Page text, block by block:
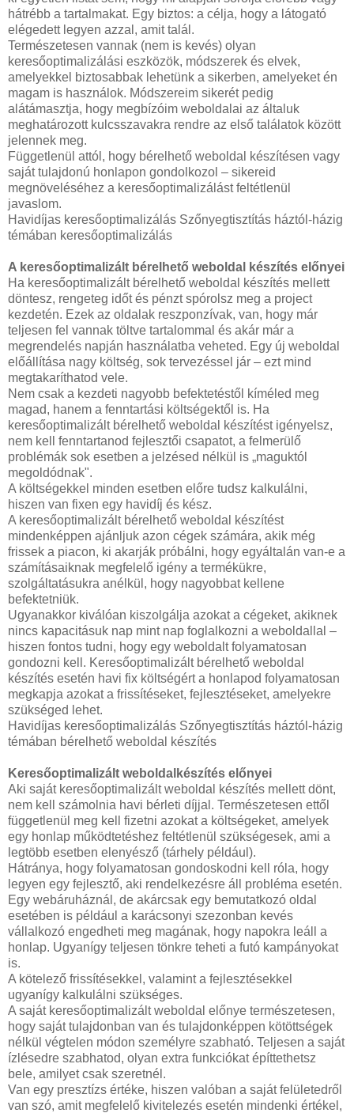
hátrébb a tartalmakat. Egy biztos: a célja, hogy a látogató
elégedett legyen azzal, amit talál.
Természetesen vannak (nem is kevés) olyan
keresőoptimalizálási eszközök, módszerek és elvek,
amelyekkel biztosabbak lehetünk a sikerben, amelyeket én
magam is használok. Módszereim sikerét pedig
alátámasztja, hogy megbízóim weboldalai az általuk
meghatározott kulcsszavakra rendre az első találatok között
jelennek meg.
Függetlenül attól, hogy bérelhető weboldal készítésen vagy
saját tulajdonú honlapon gondolkozol – sikereid
megnöveléséhez a keresőoptimalizálást feltétlenül
javaslom.
Havidíjas keresőoptimalizálás Szőnyegtisztítás háztól-házig
témában keresőoptimalizálás
A keresőoptimalizált bérelhető weboldal készítés előnyei
Ha keresőoptimalizált bérelhető weboldal készítés mellett
döntesz, rengeteg időt és pénzt spórolsz meg a project
kezdetén. Ezek az oldalak reszponzívak, van, hogy már
teljesen fel vannak töltve tartalommal és akár már a
megrendelés napján használatba veheted. Egy új weboldal
előállítása nagy költség, sok tervezéssel jár – ezt mind
megtakaríthatod vele.
Nem csak a kezdeti nagyobb befektetéstől kíméled meg
magad, hanem a fenntartási költségektől is. Ha
keresőoptimalizált bérelhető weboldal készítést igényelsz,
nem kell fenntartanod fejlesztői csapatot, a felmerülő
problémák sok esetben a jelzésed nélkül is „maguktól
megoldódnak".
A költségekkel minden esetben előre tudsz kalkulálni,
hiszen van fixen egy havidíj és kész.
A keresőoptimalizált bérelhető weboldal készítést
mindenképpen ajánljuk azon cégek számára, akik még
frissek a piacon, ki akarják próbálni, hogy egyáltalán van-e a
számításaiknak megfelelő igény a termékükre,
szolgáltatásukra anélkül, hogy nagyobbat kellene
befektetniük.
Ugyanakkor kiválóan kiszolgálja azokat a cégeket, akiknek
nincs kapacitásuk nap mint nap foglalkozni a weboldallal –
hiszen fontos tudni, hogy egy weboldalt folyamatosan
gondozni kell. Keresőoptimalizált bérelhető weboldal
készítés esetén havi fix költségért a honlapod folyamatosan
megkapja azokat a frissítéseket, fejlesztéseket, amelyekre
szükséged lehet.
Havidíjas keresőoptimalizálás Szőnyegtisztítás háztól-házig
témában bérelhető weboldal készítés
Keresőoptimalizált weboldalkészítés előnyei
Aki saját keresőoptimalizált weboldal készítés mellett dönt,
nem kell számolnia havi bérleti díjjal. Természetesen ettől
függetlenül meg kell fizetni azokat a költségeket, amelyek
egy honlap működtetéshez feltétlenül szükségesek, ami a
legtöbb esetben elenyésző (tárhely például).
Hátránya, hogy folyamatosan gondoskodni kell róla, hogy
legyen egy fejlesztő, aki rendelkezésre áll probléma esetén.
Egy webáruháznál, de akárcsak egy bemutatkozó oldal
esetében is például a karácsonyi szezonban kevés
vállalkozó engedheti meg magának, hogy napokra leáll a
honlap. Ugyanígy teljesen tönkre teheti a futó kampányokat
is.
A kötelező frissítésekkel, valamint a fejlesztésekkel
ugyanígy kalkulálni szükséges.
A saját keresőoptimalizált weboldal előnye természetesen,
hogy saját tulajdonban van és tulajdonképpen kötöttségek
nélkül végtelen módon személyre szabható. Teljesen a saját
ízlésedre szabhatod, olyan extra funkciókat építtethetsz
bele, amilyet csak szeretnél.
Van egy presztízs értéke, hiszen valóban a saját felületedről
van szó, amit megfelelő kivitelezés esetén mindenki értékel,